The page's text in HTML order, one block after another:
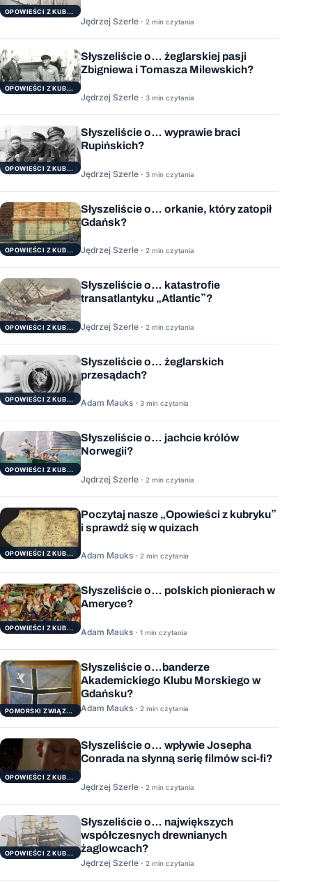
OPOWIEŚCI Z KUBRYKU
Jędrzej Szerle · 2 min czytania
OPOWIEŚCI Z KUBRYKU
Słyszeliście o… żeglarskiej pasji
Zbigniewa i Tomasza Milewskich?
Jędrzej Szerle · 3 min czytania
OPOWIEŚCI Z KUBRYKU
Słyszeliście o… wyprawie braci
Rupińskich?
Jędrzej Szerle · 3 min czytania
OPOWIEŚCI Z KUBRYKU
Słyszeliście o… orkanie, który zatopił
Gdańsk?
Jędrzej Szerle · 2 min czytania
OPOWIEŚCI Z KUBRYKU
Słyszeliście o… katastrofie
transatlantyku „Atlantic”?
Jędrzej Szerle · 2 min czytania
OPOWIEŚCI Z KUBRYKU
Słyszeliście o… żeglarskich
przesądach?
Adam Mauks · 3 min czytania
OPOWIEŚCI Z KUBRYKU
Słyszeliście o… jachcie królów
Norwegii?
Jędrzej Szerle · 2 min czytania
OPOWIEŚCI Z KUBRYKU
Poczytaj nasze „Opowieści z kubryku”
i sprawdź się w quizach
Adam Mauks · 2 min czytania
OPOWIEŚCI Z KUBRYKU
Słyszeliście o… polskich pionierach w
Ameryce?
Adam Mauks · 1 min czytania
POMORSKI ZWIĄZEK ŻEGLARSKI
Słyszeliście o…banderze
Akademickiego Klubu Morskiego w
Gdańsku?
Adam Mauks · 2 min czytania
OPOWIEŚCI Z KUBRYKU
Słyszeliście o… wpływie Josepha
Conrada na słynną serię filmów sci-fi?
Jędrzej Szerle · 2 min czytania
OPOWIEŚCI Z KUBRYKU
Słyszeliście o… największych
współczesnych drewnianych
żaglowcach?
Jędrzej Szerle · 2 min czytania